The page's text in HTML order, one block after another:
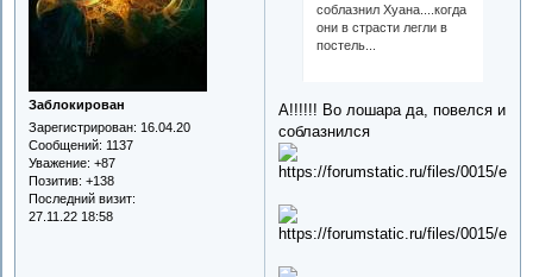
Заблокирован
Зарегистрирован: 16.04.20
Сообщений: 1137
Уважение: +87
Позитив: +138
Последний визит:
27.11.22 18:58
соблазнил Хуана....когда
они в страсти легли в
постель...
А!!!!!! Во лошара да, повелся и
соблазнился